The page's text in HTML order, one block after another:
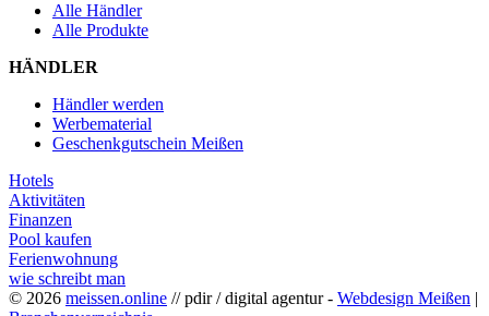
Alle Händler
Alle Produkte
HÄNDLER
Händler werden
Werbematerial
Geschenkgutschein Meißen
Hotels
Aktivitäten
Finanzen
Pool kaufen
Ferienwohnung
wie schreibt man
© 2026 meissen.online // pdir / digital agentur - Webdesign Meißen |